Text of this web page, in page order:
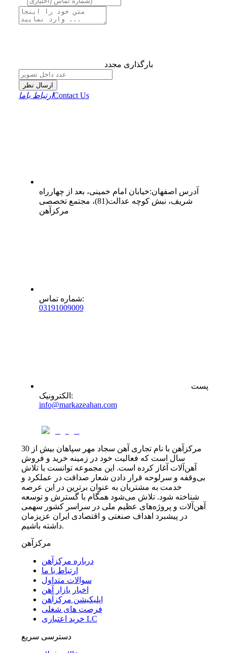
بارگذاری مجدد
ارسال نظر
ارتباط باماContact Us
آدرس اصفهان:خیابان امام خمینی، بعد از چهارراه
شریف، نبش کوچه عدالت(81)، مجتمع تخصصی
مرکزآهن
شماره تماس:
03191009009
پست
الکترونیک :
info@markazeahan.com
مرکزآهن با نام تجاری آهن سجاد مهر سپاهان بیش از 30
سال است که فعالیت خود در زمینه خرید و فروش
آهن‌آلات آغاز کرده است. این مجموعه توانست با تلاش
بی‌وقفه و سرلوحه قرار دادن شعار صداقت در عملکرد و
خدمت به مشتریان به عنوان برترین در این عرصه
شناخته شود. تلاش می‌شود همگام با گسترش و توسعه
آهن‌آلات و پروژه‌های عظیم ملی در سراسر کشور سهمی
در پیشبرد اهداف صنعتی و اقتصادی ایران عزیزمان
داشته باشیم.
مرکزآهن
درباره مرکزآهن
ارتباط با ما
سوالات متداول
اخبار بازار آهن
اپلیکیشن مرکزآهن
فرصت های شغلی
خرید اعتباری LC
دسترسی سریع